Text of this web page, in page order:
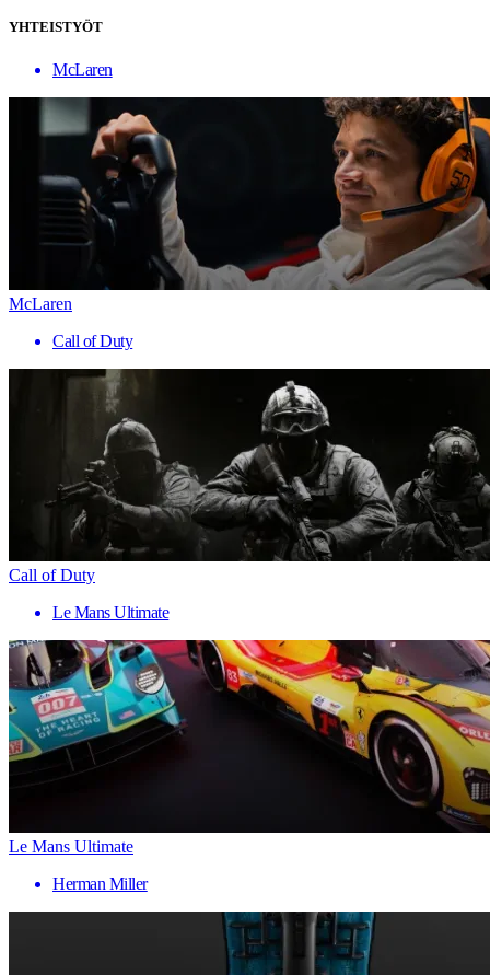
YHTEISTYÖT
McLaren
McLaren
Call of Duty
Call of Duty
Le Mans Ultimate
Le Mans Ultimate
Herman Miller